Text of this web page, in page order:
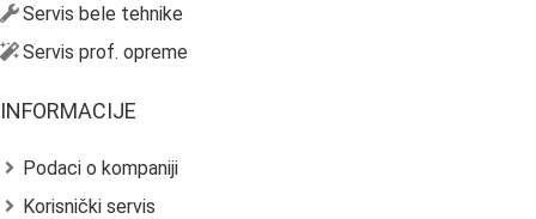
Servis bele tehnike
Servis prof. opreme
INFORMACIJE
Podaci o kompaniji
Korisnički servis